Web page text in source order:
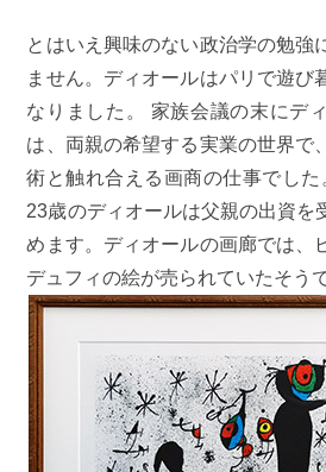
とはいえ興味のない政治学の勉強
ません。ディオールはパリで遊び
なりました。 家族会議の末にデ
は、両親の希望する実業の世界で
術と触れ合える画商の仕事でした
23歳のディオールは父親の出資を
めます。ディオールの画廊では、
デュフィの絵が売られていたそう